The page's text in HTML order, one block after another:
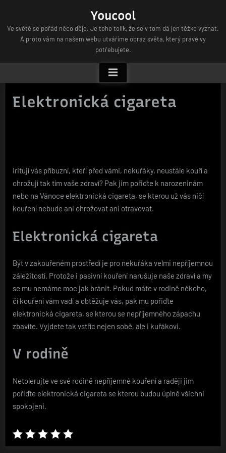
content
Youcool
Ve světě se pořád něco děje. Je toho tolik, že se v tom dá jen těžko vyznat.
A proto vám na našem webu utváříme obraz světa, který právě vy
potřebujete.
Elektronická cigareta
Iritují vás příbuzní, kteří před vámi, nekuřáky, neustále kouří a
ohrožují tak tím vaše zdraví? Pak jim pořiďte k narozeninám
nebo na Vánoce elektronická cigareta, se kterou už vás ničí
kouření nebude ani ohrožovat ani otravovat.
Elektronická cigareta
Být v zakouřeném prostředí je pro nekuřáka velmi nepříjemnou
záležitostí. Protože i pasivní kouření narušuje naše zdraví a my
se mu nemáme moc jak bránit. Pokud máte v rodině někoho,
čí kouření vám vadí a obtěžuje vás, pak mu pořiďte
elektronická cigareta, se kterou se nepříjemného zápachu
zbavíte. Vyjdete tak vstříc nejen sobě, ale i kuřákovi.
V rodině
Netolerujte ve své rodině nepříjemné kouření a raději jim
pořiďte elektronická cigareta se kterou budou úplně všichni
spokojeni.